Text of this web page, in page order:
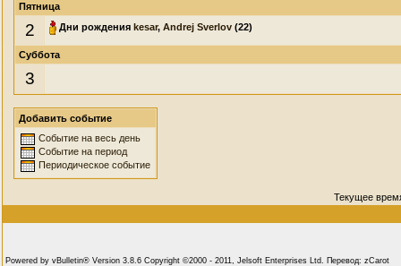
Пятница
2 Дни рождения kesar, Andrej Sverlov (22)
Суббота
3
Добавить событие
Событие на весь день
Событие на период
Периодическое событие
Текущее
Powered by vBulletin® Version 3.8.6 Copyright ©2000 - 2011, Jelsoft Enterprises Ltd. Перевод: zCarot